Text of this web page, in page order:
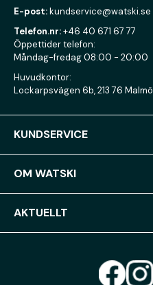
E-post:kundservice@watski.se
Telefon.nr:+46 40 671 67 77
Öppettider telefon:
Måndag-fredag 08:00 - 20:00
Huvudkontor:
Lockarpsvägen 6b, 213 76 Malmö
KUNDSERVICE
OM WATSKI
AKTUELLT